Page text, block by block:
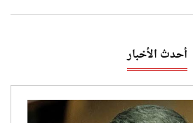
أحدث الأخبار